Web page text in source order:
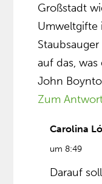
Großstadt
Umweltgifte
auf das,
John
Zum
Carolina
um 8:49
Darauf